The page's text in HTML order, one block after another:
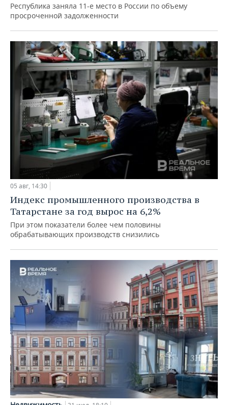
Республика заняла 11-е место в России по объему
просроченной задолженности
05 авг, 14:30
Индекс промышленного производства в
Татарстане за год вырос на 6,2%
При этом показатели более чем половины
обрабатывающих производств снизились